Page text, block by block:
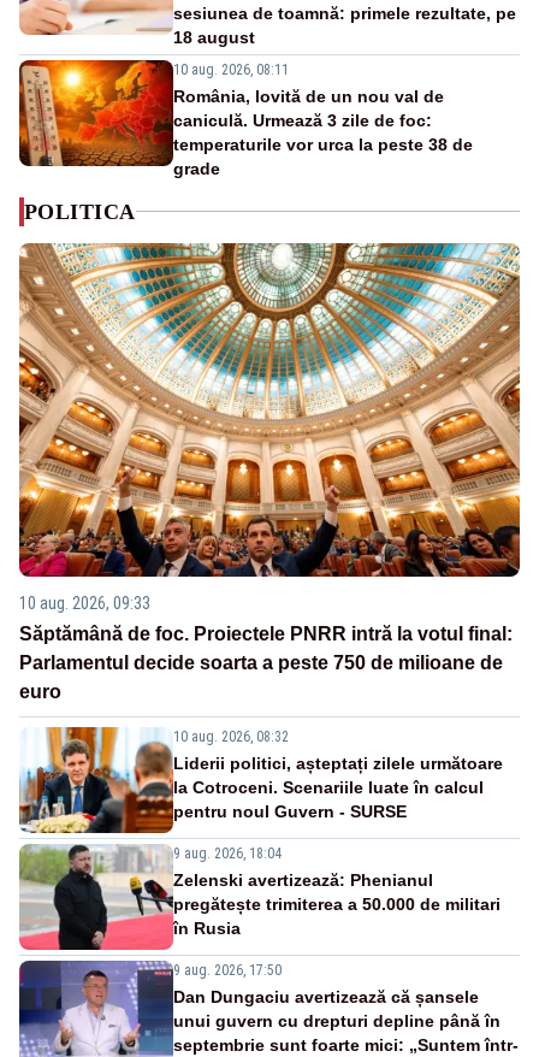
sesiunea de toamnă: primele rezultate, pe
18 august
10 aug. 2026, 08:11
România, lovită de un nou val de
caniculă. Urmează 3 zile de foc:
temperaturile vor urca la peste 38 de
grade
POLITICA
10 aug. 2026, 09:33
Săptămână de foc. Proiectele PNRR intră la votul final:
Parlamentul decide soarta a peste 750 de milioane de
euro
10 aug. 2026, 08:32
Liderii politici, așteptați zilele următoare
la Cotroceni. Scenariile luate în calcul
pentru noul Guvern - SURSE
9 aug. 2026, 18:04
Zelenski avertizează: Phenianul
pregătește trimiterea a 50.000 de militari
în Rusia
9 aug. 2026, 17:50
Dan Dungaciu avertizează că șansele
unui guvern cu drepturi depline până în
septembrie sunt foarte mici: „Suntem într-